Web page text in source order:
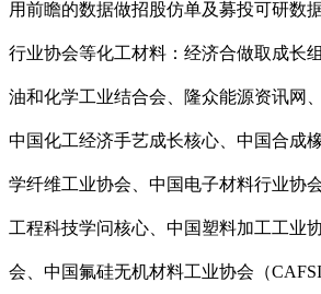
用前瞻的数据做招股仿单及募投可研数
行业协会等化工材料：经济合做取成长
油和化学工业结合会、隆众能源资讯网
中国化工经济手艺成长核心、中国合成
学纤维工业协会、中国电子材料行业协
工程科技学问核心、中国塑料加工工业
会、中国氟硅无机材料工业协会（